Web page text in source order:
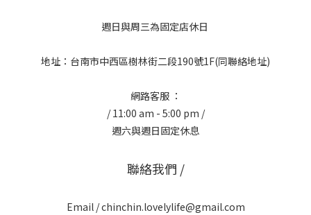
週日與周三為固定店休日
地址：台南市中西區樹林街二段190號1F(同聯絡地址)
網路客服 ：
/ 11:00 am - 5:00 pm /
週六與週日固定休息
聯絡我們 /
Email / chinchin.lovelylife@gmail.com